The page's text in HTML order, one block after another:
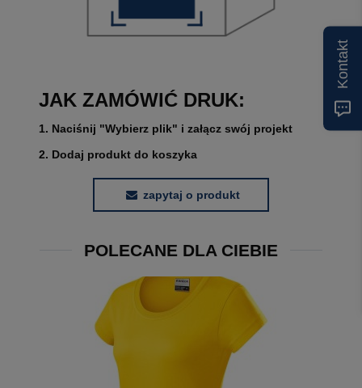
JAK ZAMÓWIĆ DRUK:
1. Naciśnij "Wybierz plik" i załącz swój projekt
2. Dodaj produkt do koszyka
zapytaj o produkt
POLECANE DLA CIEBIE
Kontakt